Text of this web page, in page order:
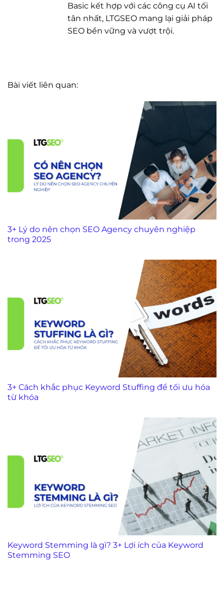
Basic kết hợp với các công cụ AI tối
tân nhất, LTGSEO mang lại giải pháp
SEO bền vững và vượt trội.
Bài viết liên quan:
3+ Lý do nên chọn SEO Agency chuyên nghiệp
trong 2025
3+ Cách khắc phục Keyword Stuffing để tối ưu hóa
từ khóa
Keyword Stemming là gì? 3+ Lợi ích của Keyword
Stemming SEO